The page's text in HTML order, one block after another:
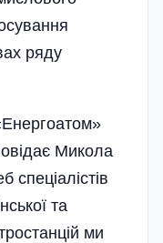
ряду
Микола
та
ми